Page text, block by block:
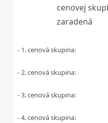
cenovej
zaradená
- 1. cenová skupina:
- 2. cenová skupina:
- 3. cenová skupina:
- 4. cenová skupina: